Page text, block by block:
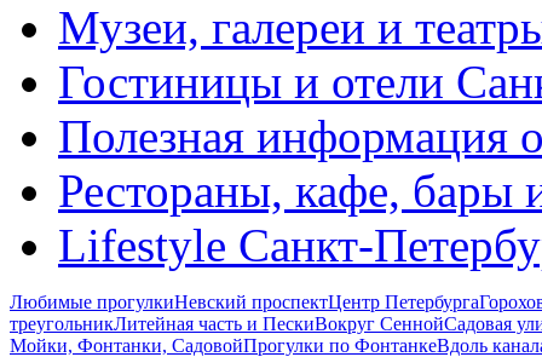
Музеи, галереи и
Гостиницы и отели
Полезная информация
Рестораны, кафе, бары
Lifestyle Санкт-
Любимые прогулкиНевский проспектЦентр Петербурга
треугольникЛитейная часть и ПескиВокруг СеннойСадовая
Мойки, Фонтанки, СадовойПрогулки по ФонтанкеВдоль